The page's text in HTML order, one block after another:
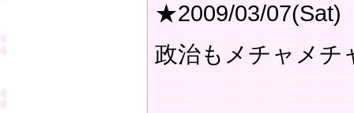
★2009/03/07(Sat)
政治もメチャメチ